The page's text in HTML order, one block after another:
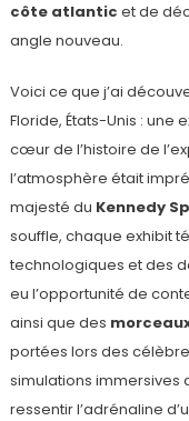
côte atlantic et de
angle nouveau.
Voici ce que j’ai
Floride, États-Unis : une
cœur de l’histoire de
l’atmosphère était
majesté du Kennedy
souffle, chaque exhibit
technologiques et des
eu l’opportunité de
ainsi que des
portées lors des
simulations immersives
ressentir l’adrénaline